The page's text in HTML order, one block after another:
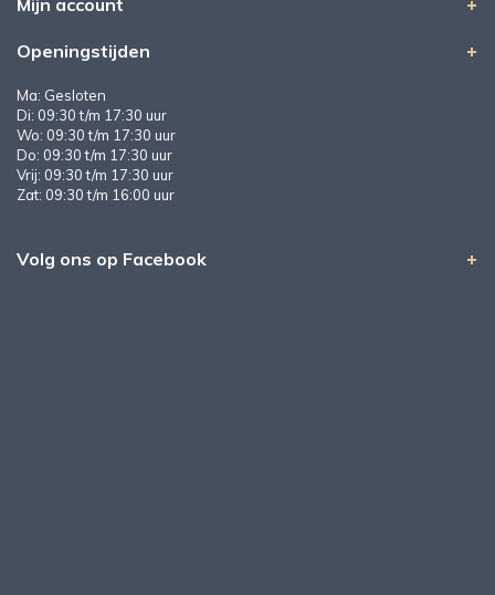
Openingstijden
Ma: Gesloten
Di: 09:30 t/m 17:30 uur
Wo: 09:30 t/m 17:30 uur
Do: 09:30 t/m 17:30 uur
Vrij: 09:30 t/m 17:30 uur
Zat: 09:30 t/m 16:00 uur
Volg ons op Facebook